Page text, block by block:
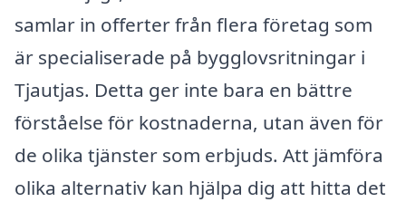
samlar in offerter från flera företag som
är specialiserade på bygglovsritningar i
Tjautjas. Detta ger inte bara en bättre
förståelse för kostnaderna, utan även för
de olika tjänster som erbjuds. Att jämföra
olika alternativ kan hjälpa dig att hitta det